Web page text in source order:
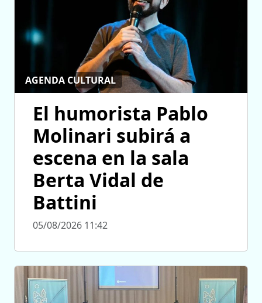
AGENDA CULTURAL
El humorista Pablo
Molinari subirá a
escena en la sala
Berta Vidal de
Battini
05/08/2026 11:42